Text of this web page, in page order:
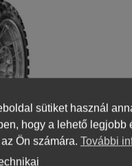
sütiket használ
hogy a lehető legjobb
Ön számára. További